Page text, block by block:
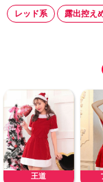
レッド系 露出控え
王道